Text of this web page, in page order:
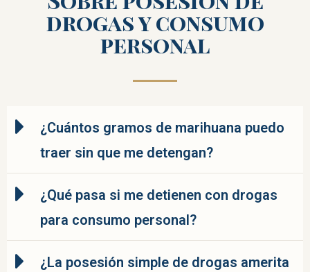
drogas y consumo
personal
¿Cuántos gramos de marihuana puedo
traer sin que me detengan?
¿Qué pasa si me detienen con drogas
para consumo personal?
¿La posesión simple de drogas amerita